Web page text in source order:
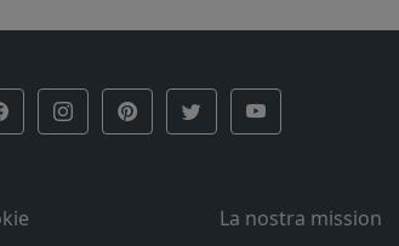
La nostra mission